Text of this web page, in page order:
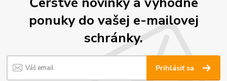
ponuky do vašej e-mailovej
schránky.
Prihlásiť sa